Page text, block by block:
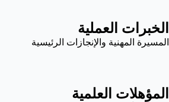
الخبرات العملية
المسيرة المهنية والإنجازات الرئيسية
المؤهلات العلمية